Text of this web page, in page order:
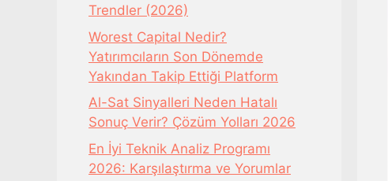
Trendler (2026)
Worest Capital Nedir?
Yatırımcıların Son Dönemde
Yakından Takip Ettiği Platform
Al-Sat Sinyalleri Neden Hatalı
Sonuç Verir? Çözüm Yolları 2026
En İyi Teknik Analiz Programı
2026: Karşılaştırma ve Yorumlar